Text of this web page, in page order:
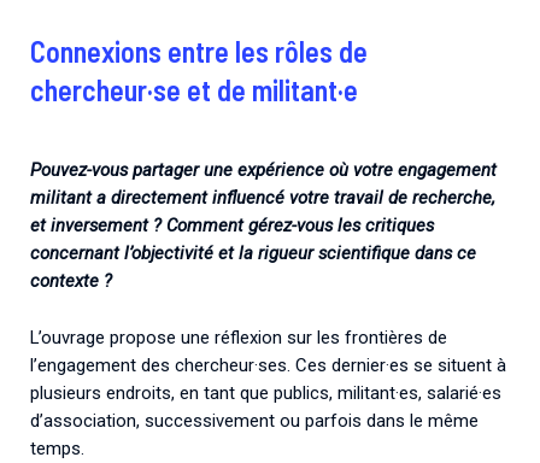
Connexions entre les rôles de
chercheur·se et de militant·e
Pouvez-vous partager une expérience où votre engagement
militant a directement influencé votre travail de recherche,
et inversement ? Comment gérez-vous les critiques
concernant l’objectivité et la rigueur scientifique dans ce
contexte ?
L’ouvrage propose une réflexion sur les frontières de
l’engagement des chercheur·ses. Ces dernier·es se situent à
plusieurs endroits, en tant que publics, militant·es, salarié·es
d’association, successivement ou parfois dans le même
temps.